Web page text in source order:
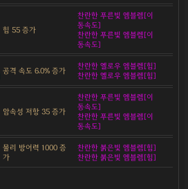
힘 55 증가
찬란한 푸른빛 엠블렘[이
동속도]
찬란한 푸른빛 엠블렘[이
동속도]
공격 속도 6.0% 증가
찬란한 옐로우 엠블렘[힘]
찬란한 옐로우 엠블렘[힘]
암속성 저항 35 증가
찬란한 푸른빛 엠블렘[이
동속도]
찬란한 푸른빛 엠블렘[이
동속도]
물리 방어력 1000 증
가
찬란한 붉은빛 엠블렘[힘]
찬란한 붉은빛 엠블렘[힘]